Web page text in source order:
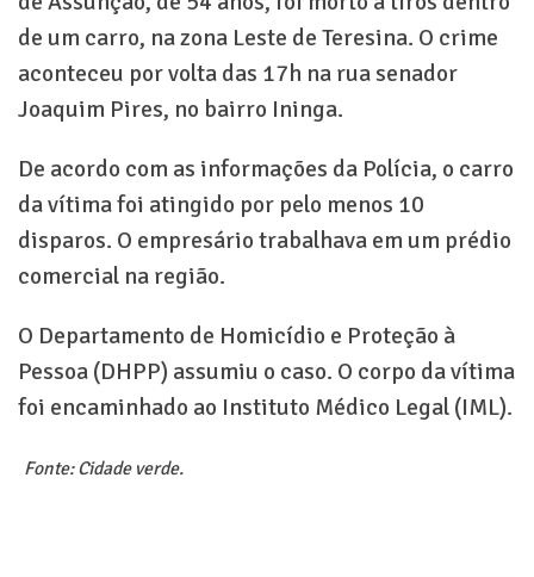
de um carro, na zona Leste de Teresina. O crime
aconteceu por volta das 17h na rua senador
Joaquim Pires, no bairro Ininga.
De acordo com as informações da Polícia, o carro
da vítima foi atingido por pelo menos 10
disparos. O empresário trabalhava em um prédio
comercial na região.
O Departamento de Homicídio e Proteção à
Pessoa (DHPP) assumiu o caso. O corpo da vítima
foi encaminhado ao Instituto Médico Legal (IML).
Fonte: Cidade verde.